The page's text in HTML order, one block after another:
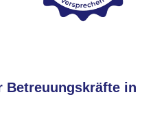
Betreuungskräfte in